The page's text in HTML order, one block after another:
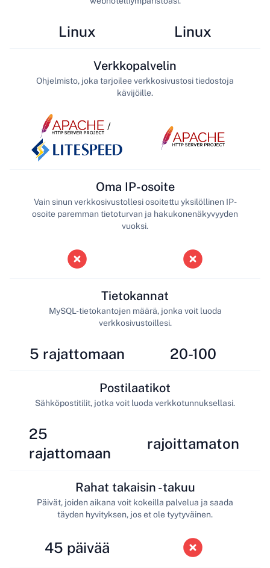
Linux Linux
/
Verkkopalvelin
Ohjelmisto, joka tarjoilee verkkosivustosi tiedostoja
kävijöille.
Oma IP-osoite
Vain sinun verkkosivustollesi osoitettu yksilöllinen IP-
osoite paremman tietoturvan ja hakukonenäkyvyyden
vuoksi.
5 rajattomaan
Tietokannat
MySQL-tietokantojen määrä, jonka voit luoda
verkkosivustoillesi.
20-100
25
rajattomaan
Postilaatikot
Sähköpostitilit, jotka voit luoda verkkotunnuksellasi.
rajoittamaton
45 päivää
Rahat takaisin -takuu
Päivät, joiden aikana voit kokeilla palvelua ja saada
täyden hyvityksen, jos et ole tyytyväinen.